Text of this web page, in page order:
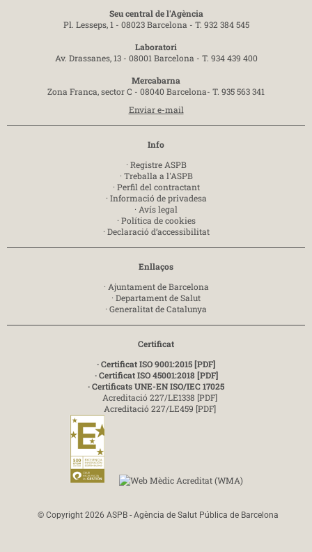
Seu central de l'Agència
Pl. Lesseps, 1 - 08023 Barcelona - T. 932 384 545
Laboratori
Av. Drassanes, 13 - 08001 Barcelona - T. 934 439 400
Mercabarna
Zona Franca, sector C - 08040 Barcelona- T. 935 563 341
Enviar e-mail
Info
· Registre ASPB
· Treballa a l'ASPB
· Perfil del contractant
· Informació de privadesa
· Avís legal
· Política de cookies
· Declaració d’accessibilitat
Enllaços
· Ajuntament de Barcelona
· Departament de Salut
· Generalitat de Catalunya
Certificat
· Certificat ISO 9001:2015 [PDF]
· Certificat ISO 45001:2018 [PDF]
· Certificats UNE-EN ISO/IEC 17025
Acreditació 227/LE1338 [PDF]
Acreditació 227/LE459 [PDF]
© Copyright 2026 ASPB - Agència de Salut Pública de Barcelona